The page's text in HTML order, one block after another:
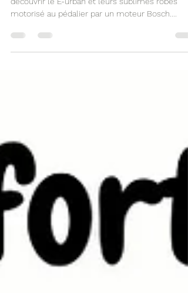
Granville est de retour dans votre magasin.
motorisé au pédalier par un moteur Bosch....